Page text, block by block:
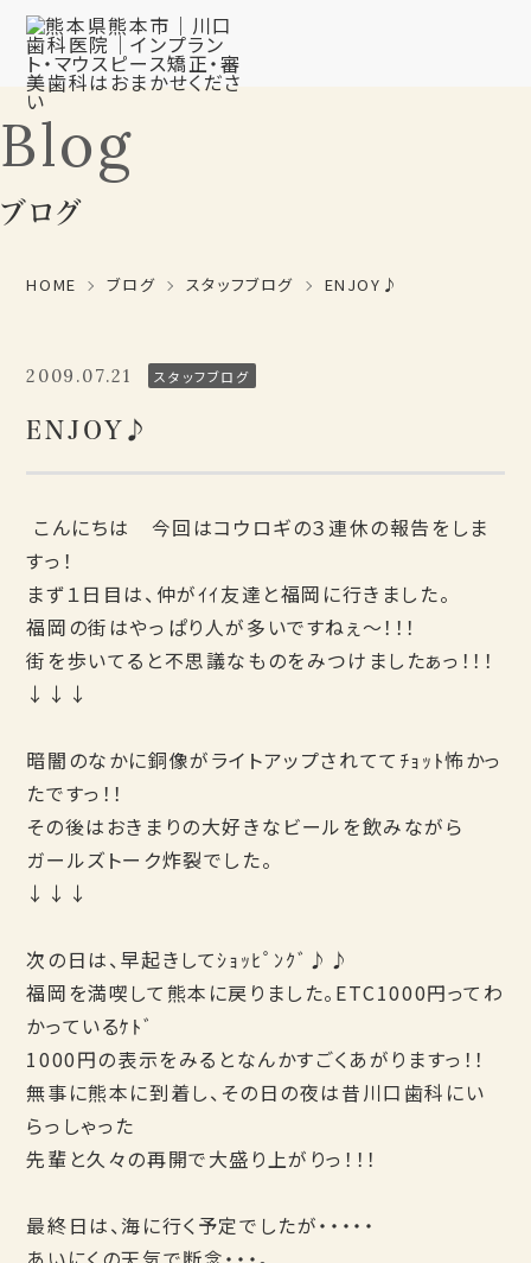
Blog
ブログ
HOME ブログ スタッフブログ ENJOY♪
2009.07.21 スタッフブログ
ENJOY♪
こんにちは 今回はコウロギの３連休の報告をしま
すっ！
まず１日目は、仲がｲｲ友達と福岡に行きました。
福岡の街はやっぱり人が多いですねぇ～！！！
街を歩いてると不思議なものをみつけましたぁっ！！！
↓↓↓
暗闇のなかに銅像がライトアップされててﾁｮｯﾄ怖かっ
たですっ！！
その後はおきまりの大好きなビールを飲みながら
ガールズトーク炸裂でした。
↓↓↓
次の日は、早起きしてｼｮｯﾋﾟﾝｸﾞ♪♪
福岡を満喫して熊本に戻りました。ETC1000円ってわ
かっているｹﾄﾞ
1000円の表示をみるとなんかすごくあがりますっ！！
無事に熊本に到着し、その日の夜は昔川口歯科にい
らっしゃった
先輩と久々の再開で大盛り上がりっ！！！
最終日は、海に行く予定でしたが・・・・・